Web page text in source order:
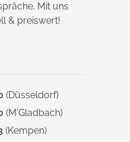
Mit uns
& preiswert!
(Düsseldorf)
(M'Gladbach)
(Kempen)